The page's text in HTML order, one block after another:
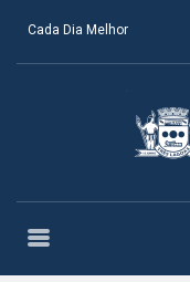
Cada Dia Melhor